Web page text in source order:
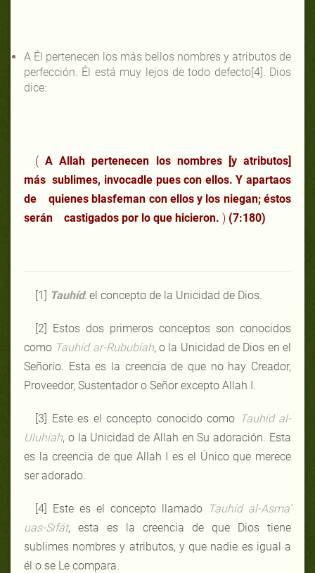
A Él pertenecen los más bellos nombres y atributos de
perfección. Él está muy lejos de todo defecto[4]. Dios
dice:
(A Allah pertenecen los nombres [y atributos]
más sublimes, invocadle pues con ellos. Y apartaos
de quienes blasfeman con ellos y los niegan; éstos
serán castigados por lo que hicieron. ) (7:180)
[1] Tauhíd: el concepto de la Unicidad de Dios.
[2] Estos dos primeros conceptos son conocidos
como Tauhíd ar-Rububíah, o la Unicidad de Dios en el
Señorío. Esta es la creencia de que no hay Creador,
Proveedor, Sustentador o Señor excepto Allah I.
[3] Este es el concepto conocido como Tauhíd al-
Uluhíah, o la Unicidad de Allah en Su adoración. Esta
es la creencia de que Allah I es el Único que merece
ser adorado.
[4] Este es el concepto llamado Tauhíd al-Asma’
uas-Sifát, esta es la creencia de que Dios tiene
sublimes nombres y atributos, y que nadie es igual a
él o se Le compara.